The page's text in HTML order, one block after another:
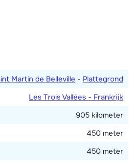
waarvan twee met douche
Martin de Belleville - Plattegrond
Les Trois Vallées - Frankrijk
905 kilometer
450 meter
450 meter